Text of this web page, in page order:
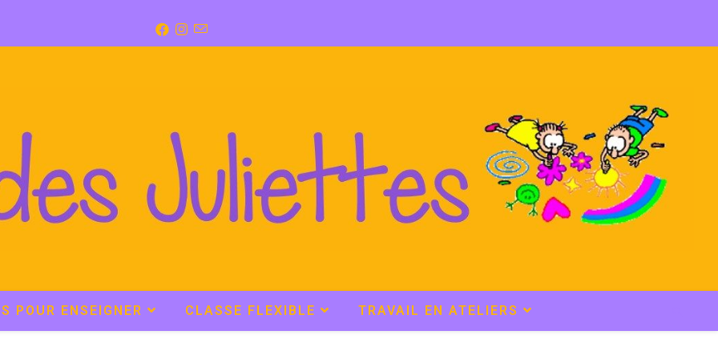
POUR ENSEIGNER CLASSE FLEXIBLE TRAVAIL EN ATELIERS